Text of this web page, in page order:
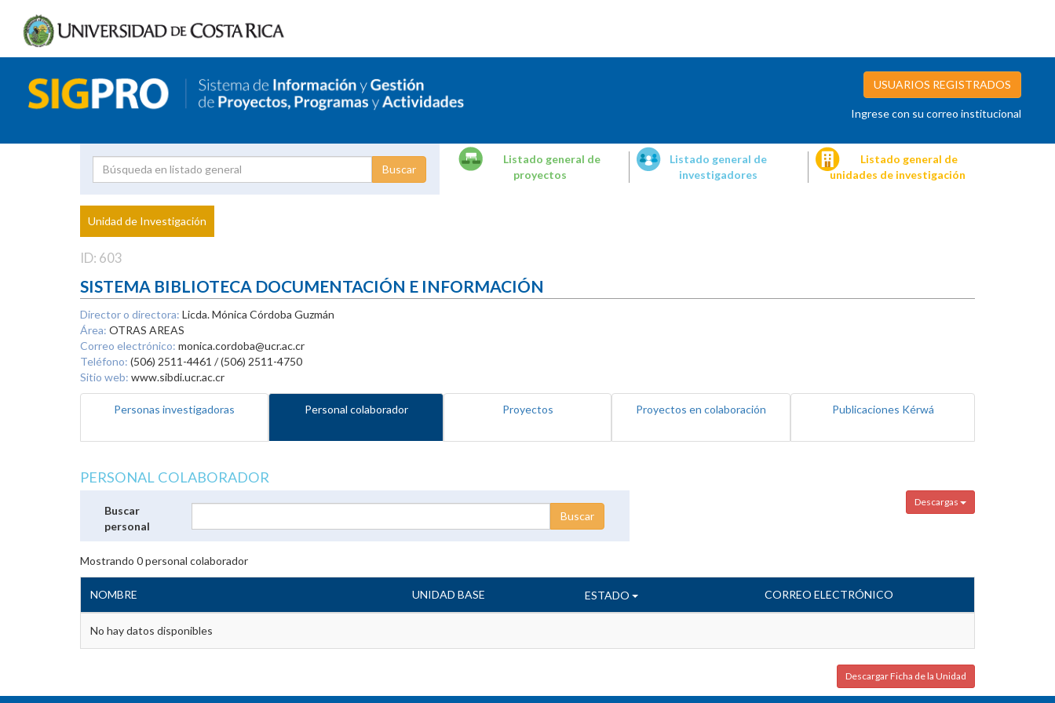
USUARIOS REGISTRADOS
Ingrese con su correo institucional
Proyecto
Investigador
Listado general de
proyectos
Listado general de
investigadores
Listado general de
unidades de investigación
Unidad de Investigación
ID: 603
SISTEMA BIBLIOTECA DOCUMENTACIÓN E INFORMACIÓN
Director o directora: Licda. Mónica Córdoba Guzmán
Área: OTRAS AREAS
Correo electrónico: monica.cordoba@ucr.ac.cr
Teléfono: (506) 2511-4461 / (506) 2511-4750
Sitio web: www.sibdi.ucr.ac.cr
Personas investigadoras Personal colaborador Proyectos Proyectos en colaboración Publicaciones Kérwá
PERSONAL COLABORADOR
Descargas
Buscar
personal
Mostrando 0personal colaborador
NOMBRE UNIDAD BASE ESTADO CORREO ELECTRÓNICO
No hay datos disponibles
Descargar Ficha de la Unidad